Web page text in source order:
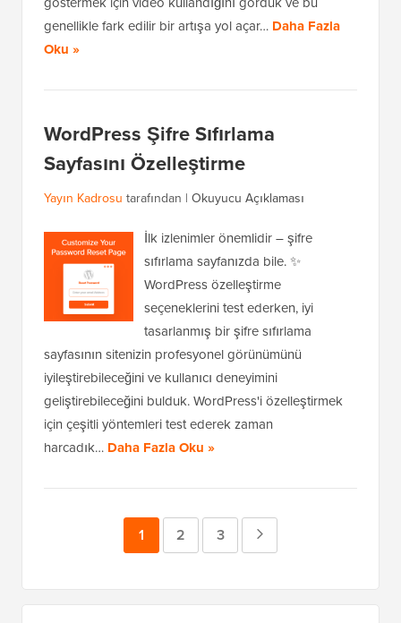
genellikle fark edilir bir artışa yol açar… Daha Fazla
Oku »
WordPress Şifre Sıfırlama
Sayfasını Özelleştirme
Yayın Kadrosu tarafından | Okuyucu Açıklaması
İlk izlenimler önemlidir – şifre
sıfırlama sayfanızda bile. ✨
WordPress özelleştirme
seçeneklerini test ederken, iyi
tasarlanmış bir şifre sıfırlama
sayfasının sitenizin profesyonel görünümünü
iyileştirebileceğini ve kullanıcı deneyimini
geliştirebileceğini bulduk. WordPress'i özelleştirmek
için çeşitli yöntemleri test ederek zaman
harcadık… Daha Fazla Oku »
Sayfa
1 Sayfa
2 Sayfa
3